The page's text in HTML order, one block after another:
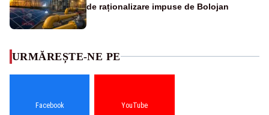
de raționalizare impuse de Bolojan
URMĂREȘTE-NE PE
Facebook YouTube